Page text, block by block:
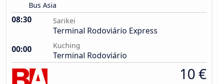
Bus Asia
08:30 Sarikei
Terminal Rodoviário Express
00:00
Kuching
Terminal Rodoviário
10 €